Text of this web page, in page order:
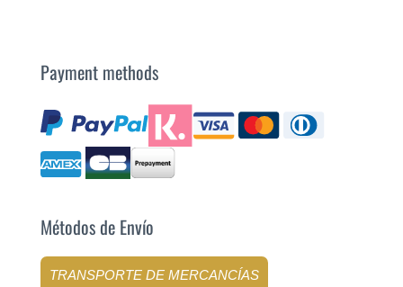
Payment methods
Métodos de Envío
TRANSPORTE DE MERCANCÍAS